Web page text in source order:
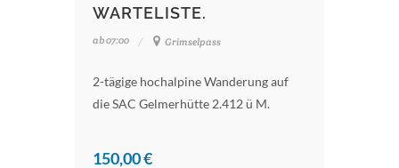
WARTELISTE.
ab 07:00 Grimselpass
2-tägige hochalpine Wanderung auf
die SAC Gelmerhütte 2.412 ü M.
150,00 €